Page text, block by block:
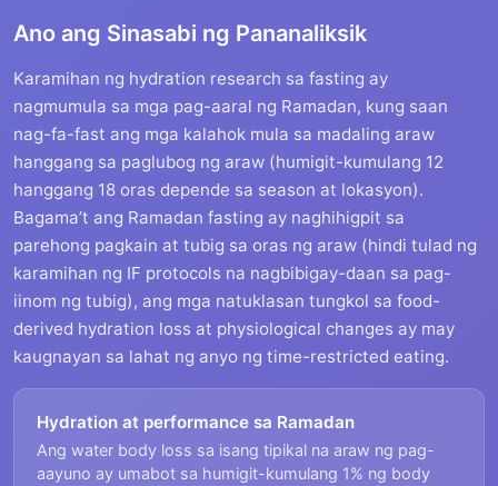
Ano ang Sinasabi ng Pananaliksik
Karamihan ng hydration research sa fasting ay
nagmumula sa mga pag-aaral ng Ramadan, kung saan
nag-fa-fast ang mga kalahok mula sa madaling araw
hanggang sa paglubog ng araw (humigit-kumulang 12
hanggang 18 oras depende sa season at lokasyon).
Bagama’t ang Ramadan fasting ay naghihigpit sa
parehong pagkain at tubig sa oras ng araw (hindi tulad ng
karamihan ng IF protocols na nagbibigay-daan sa pag-
iinom ng tubig), ang mga natuklasan tungkol sa food-
derived hydration loss at physiological changes ay may
kaugnayan sa lahat ng anyo ng time-restricted eating.
Hydration at performance sa Ramadan
Ang water body loss sa isang tipikal na araw ng pag-
aayuno ay umabot sa humigit-kumulang 1% ng body